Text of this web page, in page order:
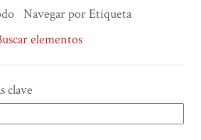
Navegar por Etiqueta
elementos
clave